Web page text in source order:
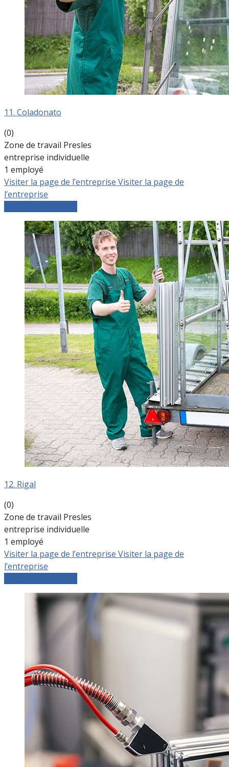
11. Coladonato
(0)
Zone de travail Presles
entreprise individuelle
1 employé
Visiter la page de l’entreprise Visiter la page de
l’entreprise
12. Rigal
(0)
Zone de travail Presles
entreprise individuelle
1 employé
Visiter la page de l’entreprise Visiter la page de
l’entreprise